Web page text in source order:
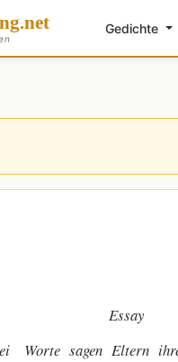
.net Gedichte
sagen Eltern ihren